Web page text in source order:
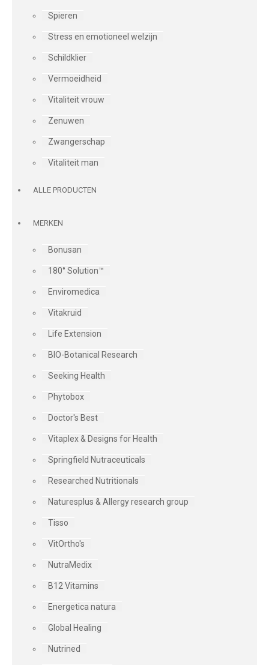
Spieren
Stress en emotioneel welzijn
Schildklier
Vermoeidheid
Vitaliteit vrouw
Zenuwen
Zwangerschap
Vitaliteit man
ALLE PRODUCTEN
MERKEN
Bonusan
180° Solution™
Enviromedica
Vitakruid
Life Extension
BIO-Botanical Research
Seeking Health
Phytobox
Doctor's Best
Vitaplex & Designs for Health
Springfield Nutraceuticals
Researched Nutritionals
Naturesplus & Allergy research group
Tisso
VitOrtho's
NutraMedix
B12 Vitamins
Energetica natura
Global Healing
Nutrined